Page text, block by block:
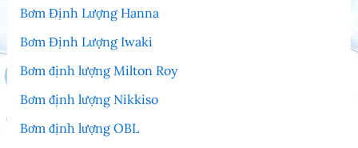
Bơm Định Lượng Hanna
Bơm Định Lượng Iwaki
Bơm định lượng Milton Roy
Bơm định lượng Nikkiso
Bơm định lượng OBL